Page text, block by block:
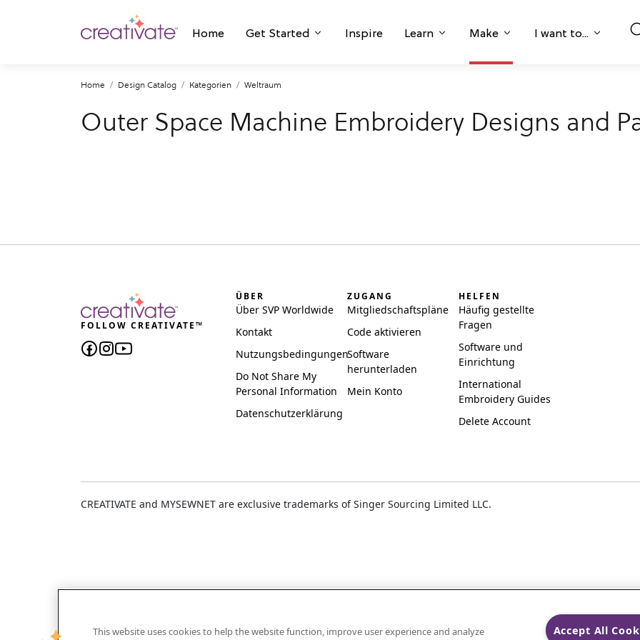
Home Get Started Inspire Learn Make I want to...
Home Design Catalog Kategorien Weltraum
Outer Space Machine Embroidery Designs and
FOLLOW CREATIVATE™
ÜBER
Über SVP Worldwide
Kontakt
Nutzungsbedingungen
Do Not Share My
Personal Information
Datenschutzerklärung
ZUGANG
Mitgliedschaftspläne
Code aktivieren
Software
herunterladen
Mein Konto
HELFEN
Häufig gestellte
Fragen
Software und
Einrichtung
International
Embroidery Guides
Delete Account
CREATIVATE and MYSEWNET are exclusive trademarks of Singer Sourcing Limited LLC.
This website uses cookies to help the website function, improve user experience and analyze
Accept All